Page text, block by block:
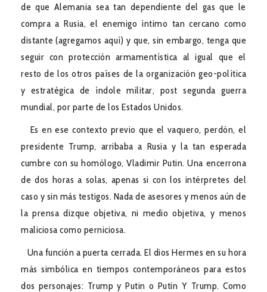
de que Alemania sea tan dependiente del gas que le
compra a Rusia, el enemigo íntimo tan cercano como
distante (agregamos aquí) y que, sin embargo, tenga que
seguir con protección armamentística al igual que el
resto de los otros países de la organización geo-política
y estratégica de índole militar, post segunda guerra
mundial, por parte de los Estados Unidos.
Es en ese contexto previo que el vaquero, perdón, el
presidente Trump, arribaba a Rusia y la tan esperada
cumbre con su homólogo, Vladimir Putin. Una encerrona
de dos horas a solas, apenas si con los intérpretes del
caso y sin más testigos. Nada de asesores y menos aún de
la prensa dizque objetiva, ni medio objetiva, y menos
maliciosa como perniciosa.
Una función a puerta cerrada. El dios Hermes en su hora
más simbólica en tiempos contemporáneos para estos
dos personajes: Trump y Putin o Putin Y Trump. Como